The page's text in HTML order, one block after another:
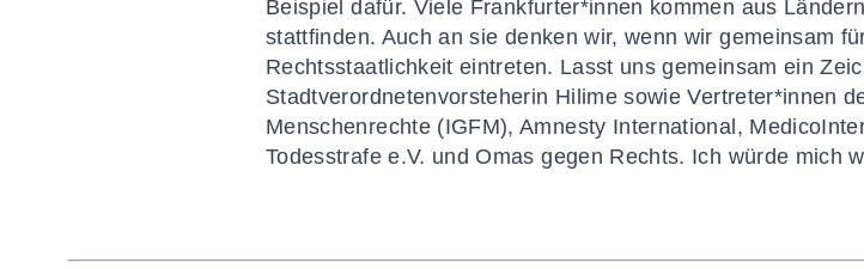
Beispiel dafür. Viele Frankfurter*innen kommen aus
stattfinden. Auch an sie denken wir, wenn wir gemeinsam
Rechtsstaatlichkeit eintreten. Lasst uns gemeinsam ein
Stadtverordnetenvorsteherin HilimesowieVertreter*innen
Menschenrechte (IGFM),Amnesty International , Medico
Todesstrafe e.V. und Omasgegen Rechts. Ich würde mich